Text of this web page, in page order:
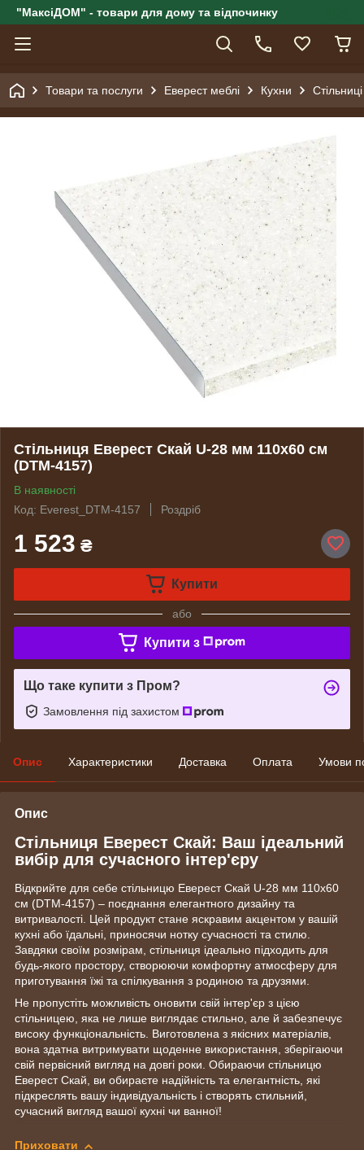
"МаксіДОМ" - товари для дому та відпочинку
Товари та послуги Еверест меблі Кухни Стільниці
Стільниця Еверест Скай U-28 мм 110х60 см
(DTM-4157)
В наявності
Код: Everest_DTM-4157
Роздріб
1 523 ₴
Купити
або
Купити з
Що таке купити з Пром?
Замовлення під захистом
Опис Характеристики Доставка Оплата Умови
Опис
Стільниця Еверест Скай: Ваш ідеальний
вибір для сучасного інтер'єру
Відкрийте для себе стільницю Еверест Скай U-28 мм 110х60
см (DTM-4157) – поєднання елегантного дизайну та
витривалості. Цей продукт стане яскравим акцентом у вашій
кухні або їдальні, приносячи нотку сучасності та стилю.
Завдяки своїм розмірам, стільниця ідеально підходить для
будь-якого простору, створюючи комфортну атмосферу для
приготування їжі та спілкування з родиною та друзями.
Не пропустіть можливість оновити свій інтер'єр з цією
стільницею, яка не лише виглядає стильно, але й забезпечує
високу функціональність. Виготовлена з якісних матеріалів,
вона здатна витримувати щоденне використання, зберігаючи
свій первісний вигляд на довгі роки. Обираючи стільницю
Еверест Скай, ви обираєте надійність та елегантність, які
підкреслять вашу індивідуальність і створять стильний,
сучасний вигляд вашої кухні чи ванної!
Приховати